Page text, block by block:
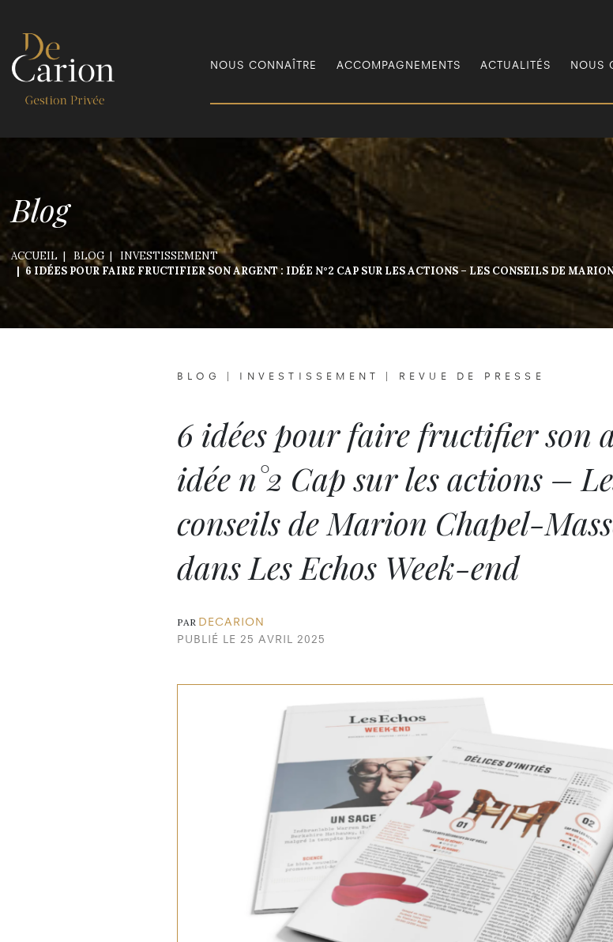
NOUS CONNAÎTRE ACCOMPAGNEMENTS ACTUALITÉS NOUS
Blog
ACCUEIL BLOG
INVESTISSEMENT
6 IDÉES POUR FAIRE FRUCTIFIER SON ARGENT : IDÉE N°2 CAP SUR LES ACTIONS – LES CONSEILS DE
BLOG INVESTISSEMENT REVUE DE PRESSE
6 idées pour faire fructifier son
idée n°2 Cap sur les actions –
conseils de Marion Chapel-
dans Les Echos Week-end
PAR DECARION
PUBLIÉ LE 25 AVRIL 2025